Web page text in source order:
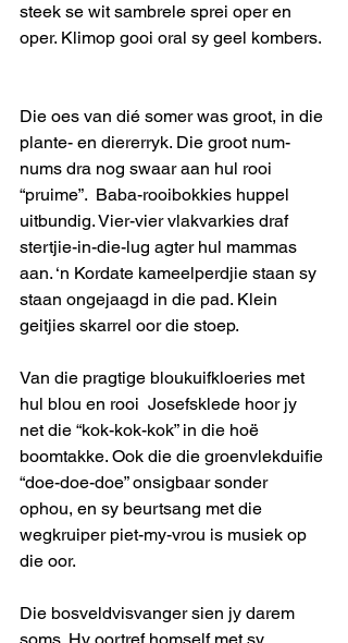
steek se wit sambrele sprei oper en
oper. Klimop gooi oral sy geel kombers.
Die oes van dié somer was groot, in die
plante- en diererryk. Die groot num-
nums dra nog swaar aan hul rooi
“pruime”.  Baba-rooibokkies huppel
uitbundig. Vier-vier vlakvarkies draf
stertjie-in-die-lug agter hul mammas
aan. ‘n Kordate kameelperdjie staan sy
staan ongejaagd in die pad. Klein
geitjies skarrel oor die stoep.
Van die pragtige bloukuifkloeries met
hul blou en rooi  Josefsklede hoor jy
net die “kok-kok-kok” in die hoë
boomtakke. Ook die die groenvlekduifie
“doe-doe-doe” onsigbaar sonder
ophou, en sy beurtsang met die
wegkruiper piet-my-vrou is musiek op
die oor.
Die bosveldvisvanger sien jy darem